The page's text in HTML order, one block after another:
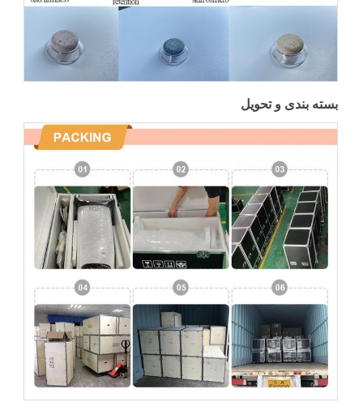
بسته بندی و تحویل